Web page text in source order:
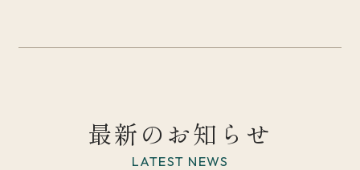
最新のお知らせ
LATEST NEWS